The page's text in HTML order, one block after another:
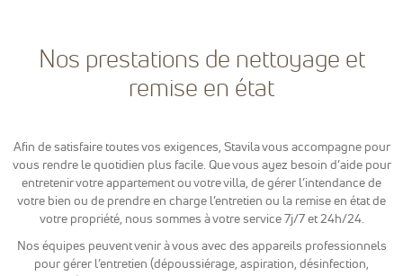
Nos prestations de nettoyage et
remise en état
Afin de satisfaire toutes vos exigences, Stavila vous accompagne pour
vous rendre le quotidien plus facile. Que vous ayez besoin d’aide pour
entretenir votre appartement ou votre villa, de gérer l’intendance de
votre bien ou de prendre en charge l’entretien ou la remise en état de
votre propriété, nous sommes à votre service 7j/7 et 24h/24.
Nos équipes peuvent venir à vous avec des appareils professionnels
pour gérer l’entretien (dépoussiérage, aspiration, désinfection,
Nous utilisons
Google
reCaptcha
sécurité sur
notre
formulaire de
contact et
éviter ainsi le
de notre
formulaire.